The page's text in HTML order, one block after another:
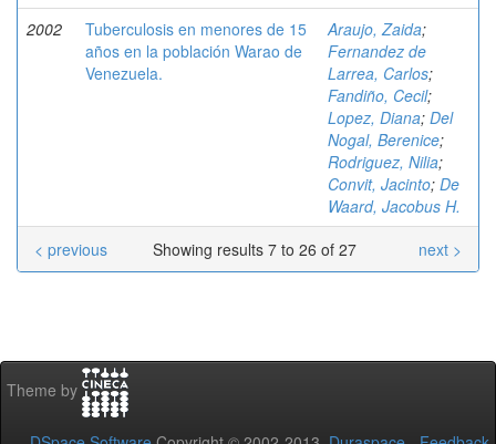
2002
Tuberculosis en menores de 15
años en la población Warao de
Venezuela.
Araujo, Zaida;
Fernandez de
Larrea, Carlos;
Fandiño, Cecil;
Lopez, Diana; Del
Nogal, Berenice;
Rodriguez, Nilia;
Convit, Jacinto; De
Waard, Jacobus H.
Showing results 7 to 26 of 27
< previous next >
Theme by